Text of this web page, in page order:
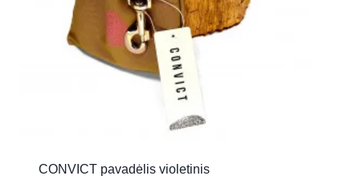
CONVICT pavadėlis violetinis